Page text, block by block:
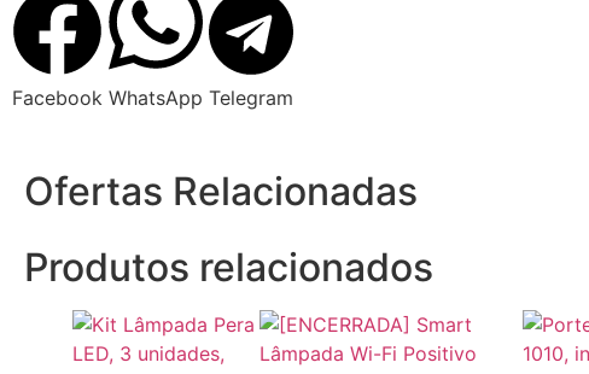
Facebook WhatsApp Telegram
Ofertas Relacionadas
Produtos relacionados